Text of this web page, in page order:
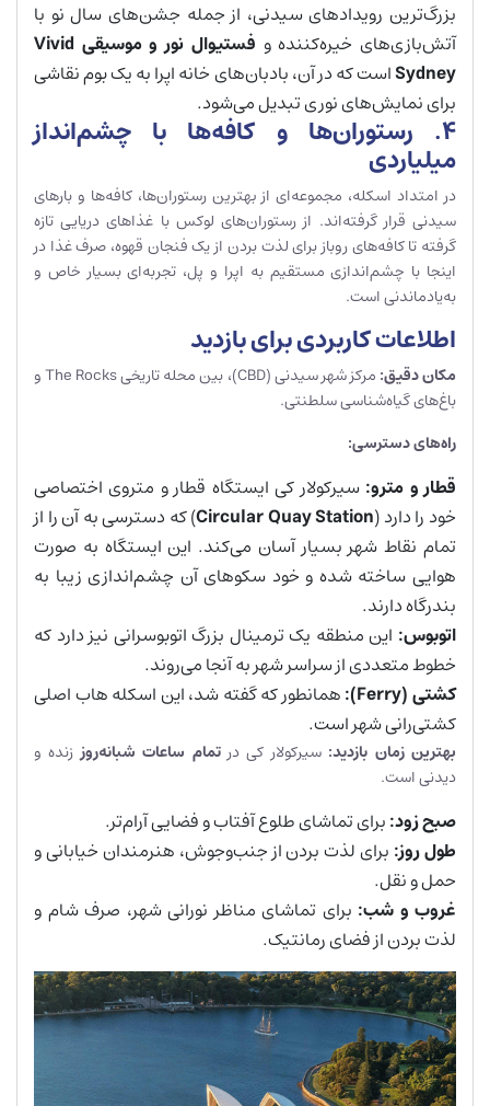
بزرگ‌ترین رویدادهای سیدنی، از جمله جشن‌های سال نو با
آتش‌بازی‌های خیره‌کننده و فستیوال نور و موسیقی Vivid
Sydneyاست که در آن، بادبان‌های خانه اپرا به یک بوم نقاشی
برای نمایش‌های نوری تبدیل می‌شود.
۴. رستوران‌ها و کافه‌ها با چشم‌انداز
میلیاردی
در امتداد اسکله، مجموعه‌ای از بهترین رستوران‌ها، کافه‌ها و بارهای
سیدنی قرار گرفته‌اند. از رستوران‌های لوکس با غذاهای دریایی تازه
گرفته تا کافه‌های روباز برای لذت بردن از یک فنجان قهوه، صرف غذا در
اینجا با چشم‌اندازی مستقیم به اپرا و پل، تجربه‌ای بسیار خاص و
به‌یادماندنی است.
اطلاعات کاربردی برای بازدید
مکان دقیق:
مرکز شهر سیدنی (CBD)، بین محله تاریخی The Rocks و
باغ‌های گیاه‌شناسی سلطنتی.
راه‌های دسترسی:
قطار و مترو: سیرکولار کی ایستگاه قطار و متروی اختصاصی
خود را دارد (Circular Quay Station) که دسترسی به آن را از
تمام نقاط شهر بسیار آسان می‌کند. این ایستگاه به صورت
هوایی ساخته شده و خود سکوهای آن چشم‌اندازی زیبا به
بندرگاه دارند.
اتوبوس: این منطقه یک ترمینال بزرگ اتوبوسرانی نیز دارد که
خطوط متعددی از سراسر شهر به آنجا می‌روند.
کشتی(Ferry):
همانطور که گفته شد، این اسکله هاب اصلی
کشتی‌رانی شهر است.
بهترین زمان بازدید: سیرکولار کی درتمام ساعات شبانه‌روززنده و
دیدنی است.
صبح زود:برای تماشای طلوع آفتاب و فضایی آرام‌تر.
طول روز: برای لذت بردن از جنب‌وجوش، هنرمندان خیابانی و
حمل و نقل.
غروب و شب: برای تماشای مناظر نورانی شهر، صرف شام و
لذت بردن از فضای رمانتیک.